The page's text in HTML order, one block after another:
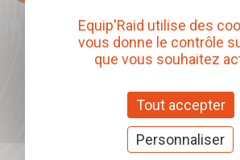
J'accepte que l'ouverture des newsletters soit
comprendre les sujets qui m'intéressent et
proposés. Ce choix est modifiable à tout moment
mon inscription.
Offrez nos
cadeaux
Equip'Raid utilise des
vous donne le contrôle
que vous souhaitez
Tout accepter
Personnaliser